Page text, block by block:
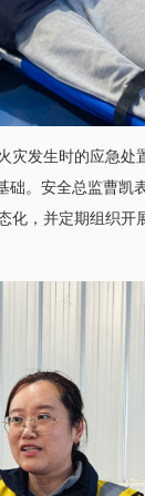
发生时的应急处
。安全总监曹凯
，并定期组织